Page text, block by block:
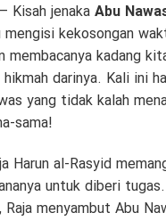
Kisah jenaka Abu
mengisi kekosongan
membacanya kadang
darinya. Kali ini
yang tidak kalah
sama!
Harun al-Rasyid
untuk diberi
menyambut Abu